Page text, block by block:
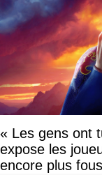
« Les gens ont
expose les
encore plus